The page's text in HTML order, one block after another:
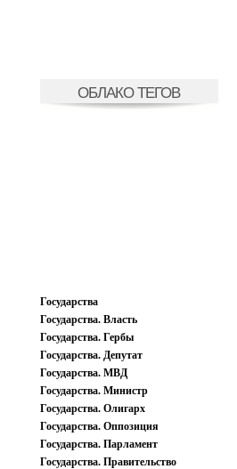
ОБЛАКО ТЕГОВ
Государства
Государства. Власть
Государства. Гербы
Государства. Депутат
Государства. МВД
Государства. Министр
Государства. Олигарх
Государства. Оппозиция
Государства. Парламент
Государства. Правительство